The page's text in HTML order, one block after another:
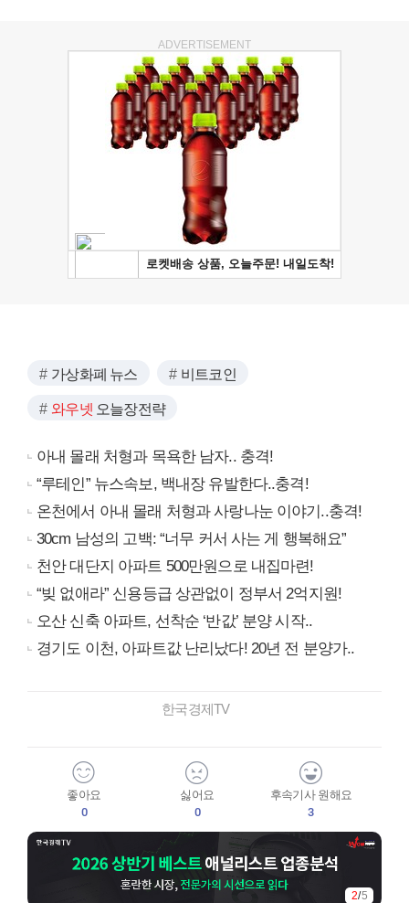
ADVERTISEMENT
가상화폐 뉴스 비트코인
와우넷 오늘장전략
아내 몰래 처형과 목욕한 남자.. 충격!
“루테인” 뉴스속보, 백내장 유발한다..충격!
온천에서 아내 몰래 처형과 사랑나눈 이야기..충격!
30cm 남성의 고백: “너무 커서 사는 게 행복해요”
천안 대단지 아파트 500만원으로 내집마련!
“빚 없애라” 신용등급 상관없이 정부서 2억지원!
오산 신축 아파트, 선착순 ‘반값’ 분양 시작..
경기도 이천, 아파트값 난리났다! 20년 전 분양가..
한국경제TV
좋아요
0
싫어요
0
후속기사 원해요
3
3/5